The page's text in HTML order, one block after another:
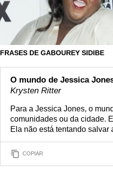
FRASES DE GABOUREY SIDIBE
O mundo de Jessica
Krysten Ritter
Para a Jessica Jones, o
comunidades ou da cidade.
Ela não está tentando salvar
COPIAR